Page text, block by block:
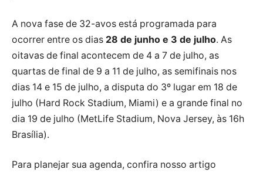
A nova fase de 32-avos está programada para
ocorrer entre os dias 28 de junho e 3 de julho. As
oitavas de final acontecem de 4 a 7 de julho, as
quartas de final de 9 a 11 de julho, as semifinais nos
dias 14 e 15 de julho, a disputa do 3º lugar em 18 de
julho (Hard Rock Stadium, Miami) e a grande final no
dia 19 de julho (MetLife Stadium, Nova Jersey, às 16h
Brasília).
Para planejar sua agenda, confira nosso artigo